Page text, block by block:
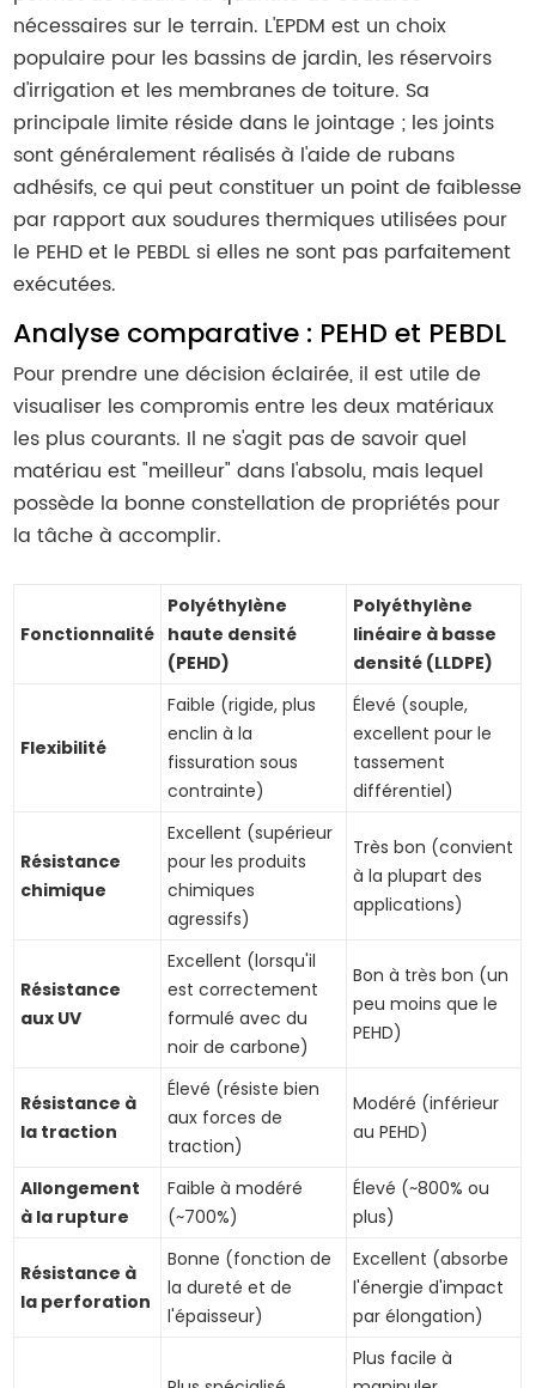
nécessaires sur le terrain. L'EPDM est un choix
populaire pour les bassins de jardin, les réservoirs
d'irrigation et les membranes de toiture. Sa
principale limite réside dans le jointage ; les joints
sont généralement réalisés à l'aide de rubans
adhésifs, ce qui peut constituer un point de faiblesse
par rapport aux soudures thermiques utilisées pour
le PEHD et le PEBDL si elles ne sont pas parfaitement
exécutées.
Analyse comparative : PEHD et PEBDL
Pour prendre une décision éclairée, il est utile de
visualiser les compromis entre les deux matériaux
les plus courants. Il ne s'agit pas de savoir quel
matériau est "meilleur" dans l'absolu, mais lequel
possède la bonne constellation de propriétés pour
la tâche à accomplir.
Fonctionnalité
Polyéthylène
haute densité
(PEHD)
Polyéthylène
linéaire à basse
densité (LLDPE)
Flexibilité
Faible (rigide, plus
enclin à la
fissuration sous
contrainte)
Élevé (souple,
excellent pour le
tassement
différentiel)
Résistance
chimique
Excellent (supérieur
pour les produits
chimiques
agressifs)
Très bon (convient
à la plupart des
applications)
Résistance
aux UV
Excellent (lorsqu'il
est correctement
formulé avec du
noir de carbone)
Bon à très bon (un
peu moins que le
PEHD)
Résistance à
la traction
Élevé (résiste bien
aux forces de
traction)
Modéré (inférieur
au PEHD)
Allongement
à la rupture
Faible à modéré
(~700%)
Élevé (~800% ou
plus)
Résistance à
la perforation
Bonne (fonction de
la dureté et de
l'épaisseur)
Excellent (absorbe
l'énergie d'impact
par élongation)
Plus facile à